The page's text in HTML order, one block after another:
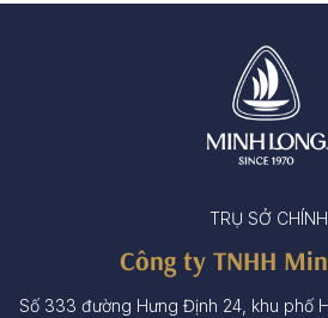
TRỤ SỞ CHÍNH
Công ty TNHH
Số 333 đường Hưng Định 24, khu phố